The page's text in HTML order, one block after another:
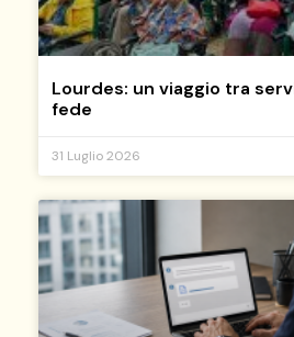
Lourdes: un viaggio tra
fede
31 Luglio 2026